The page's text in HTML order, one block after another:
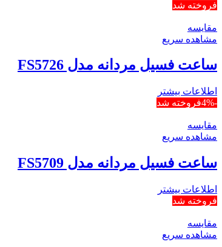
فروخته شد
مقایسه
مشاهده سریع
ساعت فسیل مردانه مدل FS5726
اطلاعات بیشتر
-4%
فروخته شد
مقایسه
مشاهده سریع
ساعت فسیل مردانه مدل FS5709
اطلاعات بیشتر
فروخته شد
مقایسه
مشاهده سریع